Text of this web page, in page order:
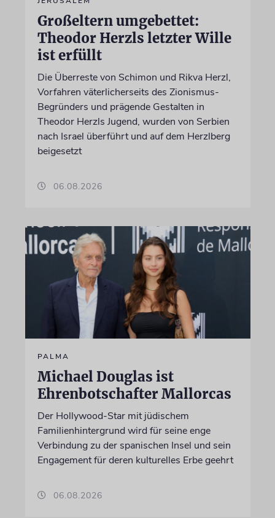
Großeltern umgebettet:
Theodor Herzls letzter Wille
ist erfüllt
Die Überreste von Schimon und Rikva Herzl,
Vorfahren väterlicherseits des Zionismus-
Begründers und prägende Gestalten in
Theodor Herzls Jugend, wurden von Serbien
nach Israel überführt und auf dem Herzlberg
beigesetzt
06.08.2026
PALMA
Michael Douglas ist
Ehrenbotschafter Mallorcas
Der Hollywood-Star mit jüdischem
Familienhintergrund wird für seine enge
Verbindung zu der spanischen Insel und sein
Engagement für deren kulturelles Erbe geehrt
06.08.2026